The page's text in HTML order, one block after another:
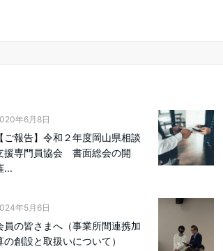
年6月8日
【ご報告】令和２年度岡山県相談
援専門員協会 書面総会の開
...
年5月6日
員の皆さまへ（事業所間連携加
の創設と取扱いについて）